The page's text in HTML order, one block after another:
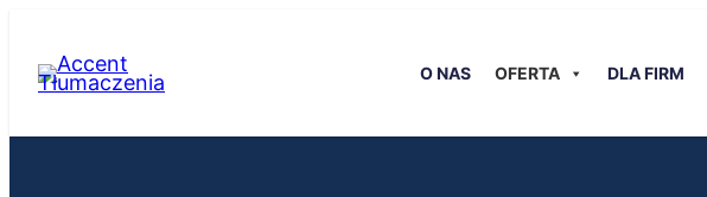
O NAS OFERTA DLA FIRM